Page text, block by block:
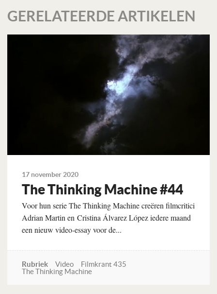
GERELATEERDE ARTIKELEN
17 november 2020
The Thinking Machine #44
Voor hun serie The Thinking Machine creëren filmcritici
Adrian Martin en Cristina Álvarez López iedere maand
een nieuw video-essay voor de...
Rubriek Video
Filmkrant 435
The Thinking Machine